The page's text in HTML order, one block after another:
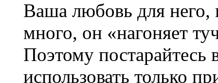
Ваша любовь для него,
много, он «нагоняет
Поэтому постарайтесь
использовать только